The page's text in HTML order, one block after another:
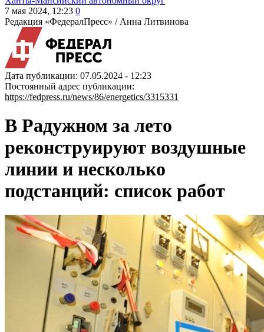
7 мая 2024, 12:23 0
Редакция «ФедералПресс» / Анна Литвинова
Дата публикации: 07.05.2024 - 12:23
Постоянный адрес публикации:
https://fedpress.ru/news/86/energetics/3315331
В Радужном за лето
реконструируют воздушные
линии и несколько
подстанций: список работ